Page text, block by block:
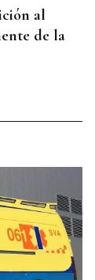
al
de la